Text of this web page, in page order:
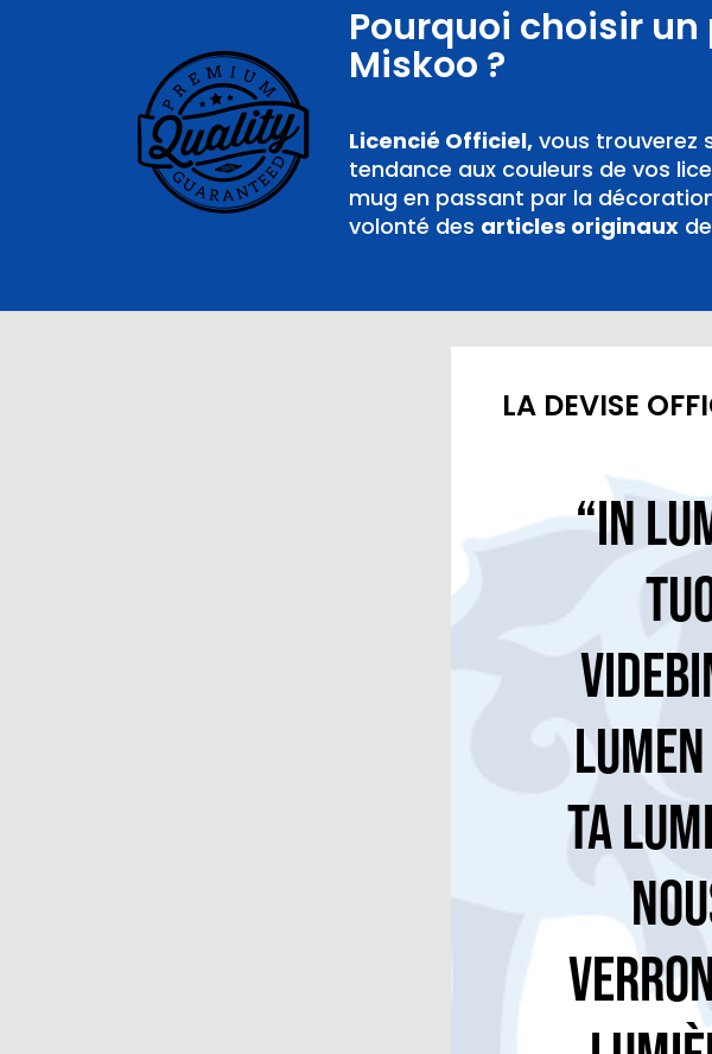
Pourquoi choisir
Miskoo ?
Licencié Officiel, vous trouverez
tendance aux couleurs de vos
mug en passant par la
volonté des articles originaux de
LA DEVISE
“In
Ta